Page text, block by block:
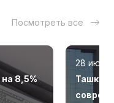
Посмотреть все
8,5%
28 июля